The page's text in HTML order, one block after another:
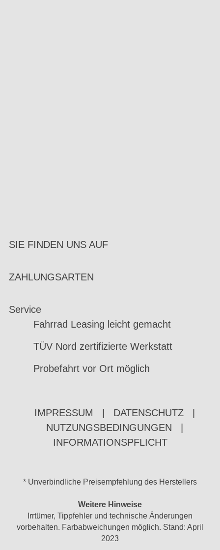
SIE FINDEN UNS AUF
ZAHLUNGSARTEN
Service
Fahrrad Leasing leicht gemacht
TÜV Nord zertifizierte Werkstatt
Probefahrt vor Ort möglich
IMPRESSUM DATENSCHUTZ
NUTZUNGSBEDINGUNGEN
INFORMATIONSPFLICHT
* Unverbindliche Preisempfehlung des Herstellers
Weitere Hinweise
Irrtümer, Tippfehler und technische Änderungen
vorbehalten. Farbabweichungen möglich. Stand: April
2023